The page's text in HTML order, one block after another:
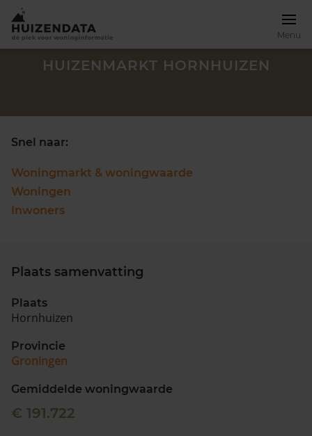
Menu
Zoek een woning
088 220 4200
Maandag t/m vrijdag - 08:00 -18:00
HUIZENMARKT HORNHUIZEN
Snel naar:
Woningmarkt & woningwaarde
Woningen
Inwoners
Plaats samenvatting
Plaats
Hornhuizen
Provincie
Groningen
Gemiddelde woningwaarde
€ 191.722